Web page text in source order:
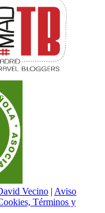
Vecino | Aviso
Términos y